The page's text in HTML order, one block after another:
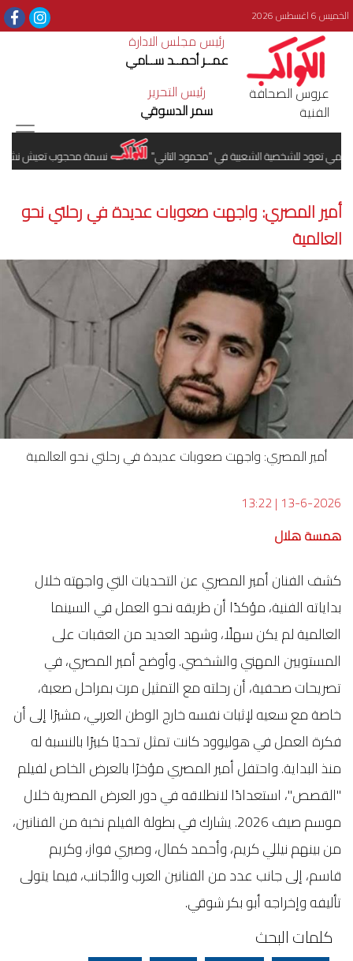
الخميس 6 اغسطس 2026
عروس الصحافة
الفنية
رئيس مجلس الادارة
عمــر أحمــد ســامي
رئيس التحرير
سمر الدسوقي
تعود للشخصية الشعبية في "محمود التاني" نسمة محجوب تعيش نشاطًا
أمير المصري: واجهت صعوبات عديدة في رحلتي نحو
العالمية
أمير المصري: واجهت صعوبات عديدة في رحلتي نحو العالمية
13-6-2026
|
13:22
همسة هلال
كشف الفنان أمير المصري عن التحديات التي واجهته خلال
بداياته الفنية، مؤكدًا أن طريقه نحو العمل في السينما
العالمية لم يكن سهلًا، وشهد العديد من العقبات على
المستويين المهني والشخصي. وأوضح أمير المصري، في
تصريحات صحفية، أن رحلته مع التمثيل مرت بمراحل صعبة،
خاصة مع سعيه لإثبات نفسه خارج الوطن العربي، مشيرًا إلى أن
فكرة العمل في هوليوود كانت تمثل تحديًا كبيرًا بالنسبة له
منذ البداية. واحتفل أمير المصري مؤخرًا بالعرض الخاص لفيلم
"القصص"، استعدادًا لانطلاقه في دور العرض المصرية خلال
موسم صيف 2026. يشارك في بطولة الفيلم نخبة من الفنانين،
من بينهم نيللي كريم، وأحمد كمال، وصبري فواز، وكريم
قاسم، إلى جانب عدد من الفنانين العرب والأجانب، فيما يتولى
تأليفه وإخراجه أبو بكر شوقي.
كلمات البحث